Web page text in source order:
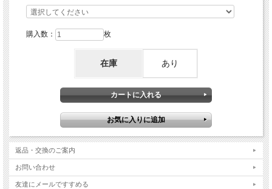
購入数： 枚
在庫 あり
返品・交換のご案内
お問い合わせ
友達にメールですすめる